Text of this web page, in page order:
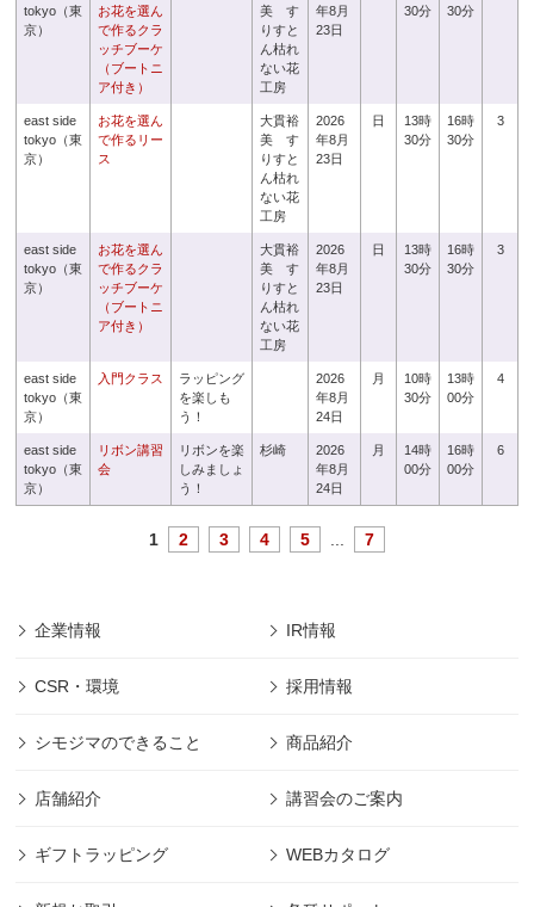
tokyo（東
京）
お花を選ん
で作るクラ
ッチブーケ
（ブートニ
ア付き）
美 す
りすと
ん枯れ
ない花
工房
年8月
23日
30分
30分
east side
tokyo（東
京）
お花を選ん
で作るリー
ス
大貫裕
美 す
りすと
ん枯れ
ない花
工房
2026
年8月
23日
日
13時
30分
16時
30分
3
east side
tokyo（東
京）
お花を選ん
で作るクラ
ッチブーケ
（ブートニ
ア付き）
大貫裕
美 す
りすと
ん枯れ
ない花
工房
2026
年8月
23日
日
13時
30分
16時
30分
3
east side
tokyo（東
京）
入門クラス
ラッピング
を楽しも
う！
2026
年8月
24日
月
10時
30分
13時
00分
4
east side
tokyo（東
京）
リボン講習
会
リボンを楽
しみましょ
う！
杉崎
2026
年8月
24日
月
14時
00分
16時
00分
6
1 2 3 4 5 7
企業情報 IR情報
CSR・環境 採用情報
シモジマのできること 商品紹介
店舗紹介 講習会のご案内
ギフトラッピング WEBカタログ